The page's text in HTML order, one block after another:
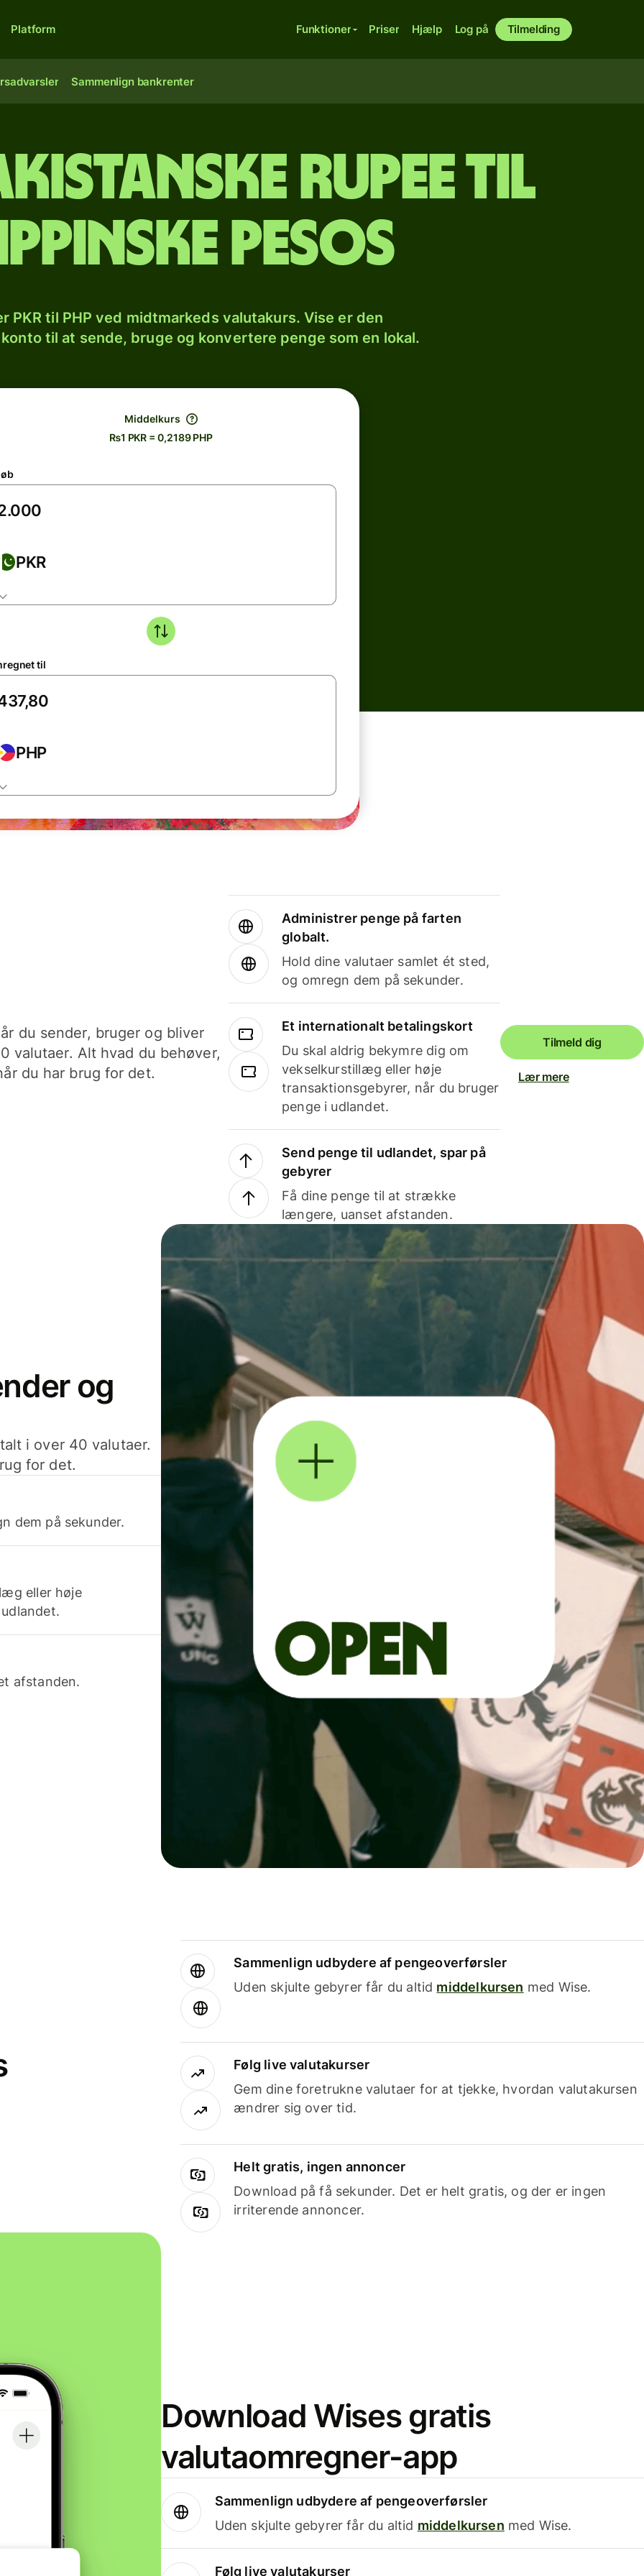
Platform Funktioner Priser Hjælp Log på Tilmelding
Sammenlign bankrenter
rupee til
pesos
PKR til PHP ved midtmarkeds valutakurs. Vise er den
til at sende, bruge og konvertere penge som en lokal.
Middelkurs
₨1 PKR = 0,2189 PHP
PKR
til
PHP
du sender, bruger og bliver
valutaer. Alt hvad du behøver,
du har brug for det.
Administrer penge på farten
globalt.
Hold dine valutaer samlet ét sted,
og omregn dem på sekunder.
Et internationalt betalingskort
Du skal aldrig bekymre dig om
vekselkurstillæg eller høje
transaktionsgebyrer, når du bruger
penge i udlandet.
Send penge til udlandet, spar på
gebyrer
Få dine penge til at strække
længere, uanset afstanden.
Tilmeld dig
Lær mere
og
i over 40 valutaer.
for det.
dem på sekunder.
eller høje
afstanden.
Sammenlign udbydere af pengeoverførsler
Uden skjulte gebyrer får du altid middelkursen med Wise.
Følg live valutakurser
Gem dine foretrukne valutaer for at tjekke, hvordan valutakursen
ændrer sig over tid.
Helt gratis, ingen annoncer
Download på få sekunder. Det er helt gratis, og der er ingen
irriterende annoncer.
Download Wises gratis
valutaomregner-app
Sammenlign udbydere af pengeoverførsler
Uden skjulte gebyrer får du altid middelkursen med Wise.
Følg live valutakurser